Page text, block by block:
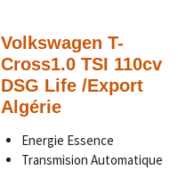
Volkswagen T-
Cross1.0 TSI 110cv
DSG Life /Export
Algérie
Energie Essence
Transmision Automatique